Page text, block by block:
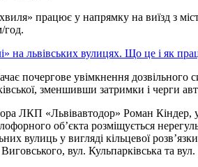
працює у напрямку на виїзд з
год.
на львівських вулицях. Що це і як
почергове увімкнення
зменшивши затримки і черги
ЛКП «Львівавтодор» Роман Кіндер,
об’єкта розміщується
вулиць у вигляді кільцевої
Виговського, вул. Кульпарківська та